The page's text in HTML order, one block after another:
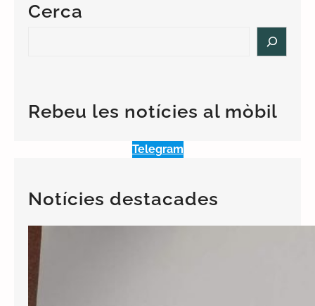
Cerca
c
hRebeu les notícies al mòbil
Telegram
Notícies destacades